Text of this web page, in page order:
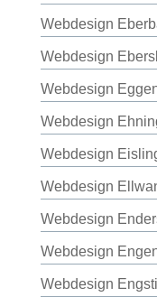
Webdesign
Webdesign
Webdesign
Webdesign
Webdesign
Webdesign
Webdesign
Webdesign
Webdesign